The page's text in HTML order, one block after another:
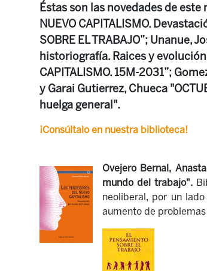
Éstas son las novedades de este
NUEVO CAPITALISMO.
SOBRE EL TRABAJO”; Unanue,
historiografía. Raices y
CAPITALISMO. 15M-2031”;
y Garai Gutierrez, Chueca
huelga general".
¡Consúltalo en nuestra biblioteca!
Ovejero Bernal,
mundo del trabajo".
neoliberal, por un
aumento de